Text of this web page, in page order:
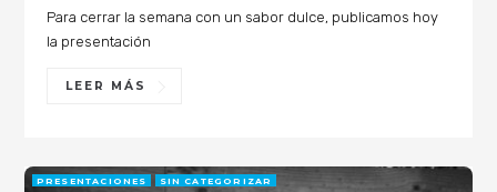
Para cerrar la semana con un sabor dulce, publicamos hoy
la presentación
LEER MÁS
PRESENTACIONES SIN CATEGORIZAR